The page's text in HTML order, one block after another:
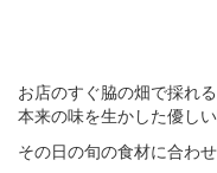
お店のすぐ脇の畑で採れ
本来の味を生かした優し
その日の旬の食材に合わ